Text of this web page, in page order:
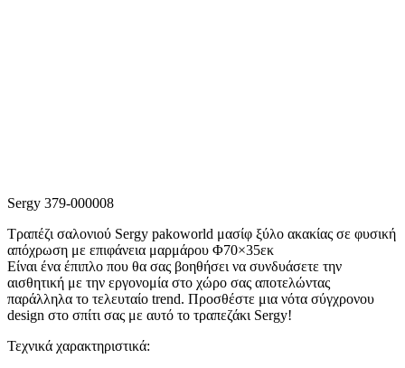
Sergy 379-000008
Τραπέζι σαλονιού Sergy pakoworld μασίφ ξύλο ακακίας σε φυσική
απόχρωση με επιφάνεια μαρμάρου Φ70×35εκ
Είναι ένα έπιπλο που θα σας βοηθήσει να συνδυάσετε την
αισθητική με την εργονομία στο χώρο σας αποτελώντας
παράλληλα το τελευταίο trend. Προσθέστε μια νότα σύγχρονου
design στο σπίτι σας με αυτό το τραπεζάκι Sergy!
Τεχνικά χαρακτηριστικά: